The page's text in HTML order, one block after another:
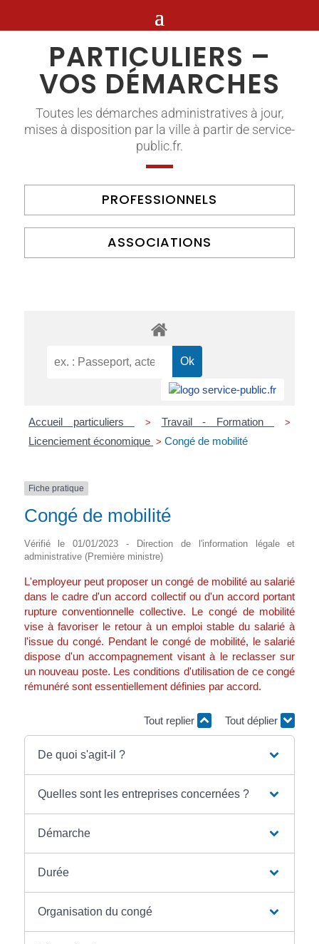
PARTICULIERS –
VOS DÉMARCHES
Toutes les démarches administratives à jour,
mises à disposition par la ville à partir de service-
public.fr.
PROFESSIONNELS
ASSOCIATIONS
Accueil particuliers > Travail - Formation >
Licenciement économique > Congé de mobilité
Fiche pratique
Congé de mobilité
Vérifié le 01/01/2023 - Direction de l'information légale et
administrative (Première ministre)
L'employeur peut proposer un congé de mobilité au salarié
dans le cadre d'un accord collectif ou d'un accord portant
rupture conventionnelle collective. Le congé de mobilité
vise à favoriser le retour à un emploi stable du salarié à
l'issue du congé. Pendant le congé de mobilité, le salarié
dispose d'un accompagnement visant à le reclasser sur
un nouveau poste. Les conditions d'utilisation de ce congé
rémunéré sont essentiellement définies par accord.
Tout replier Tout déplier
De quoi s'agit-il ?
Quelles sont les entreprises concernées ?
Démarche
Durée
Organisation du congé